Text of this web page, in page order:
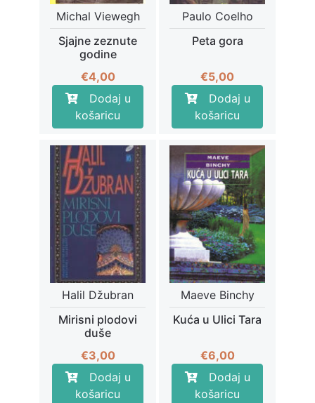
Michal Viewegh
Sjajne zeznute
godine
€4,00
Dodaj u
košaricu
Paulo Coelho
Peta gora
€5,00
Dodaj u
košaricu
Halil Džubran
Mirisni plodovi
duše
€3,00
Dodaj u
košaricu
Maeve Binchy
Kuća u Ulici Tara
€6,00
Dodaj u
košaricu